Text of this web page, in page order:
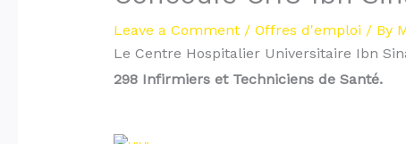
Leave a Comment / Offres d'emploi / By
Le Centre Hospitalier Universitaire Ibn
298 Infirmiers et Techniciens de Santé.